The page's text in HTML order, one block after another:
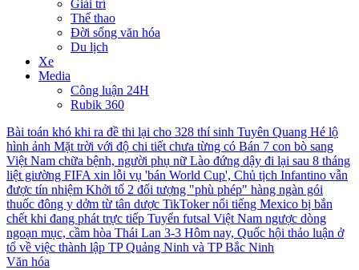
Giải trí
Thể thao
Đời sống văn hóa
Du lịch
Xe
Media
Công luận 24H
Rubik 360
Bài toán khó khi ra đề thi lại cho 328 thí sinh Tuyên Quang Hé lộ
hình ảnh Mặt trời với độ chi tiết chưa từng có Bán 7 con bò sang
Việt Nam chữa bệnh, người phụ nữ Lào đứng dậy đi lại sau 8 tháng
liệt giường FIFA xin lỗi vụ 'bán World Cup', Chủ tịch Infantino vẫn
được tín nhiệm Khởi tố 2 đối tượng "phù phép" hàng ngàn gói
thuốc đông y dởm từ tân dược TikToker nổi tiếng Mexico bị bắn
chết khi đang phát trực tiếp Tuyển futsal Việt Nam ngược dòng
ngoạn mục, cầm hòa Thái Lan 3-3 Hôm nay, Quốc hội thảo luận ở
tổ về việc thành lập TP Quảng Ninh và TP Bắc Ninh
Văn hóa